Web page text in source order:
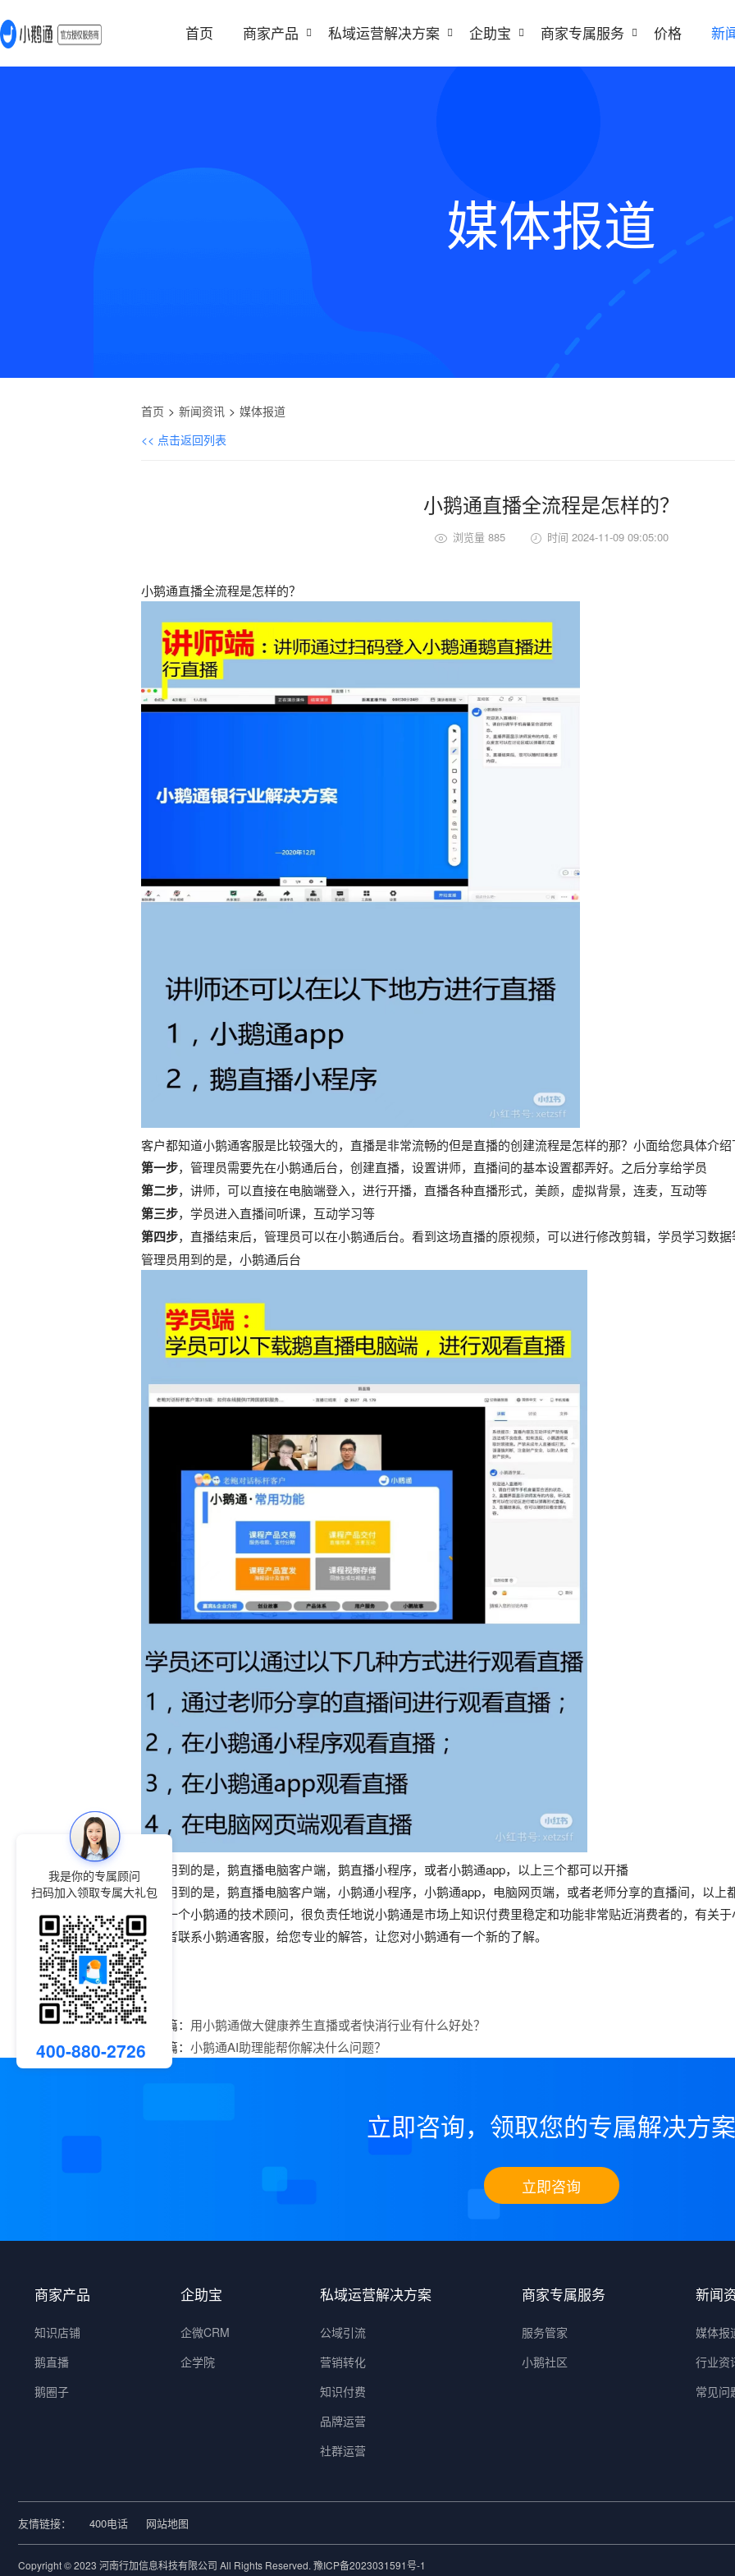
首页 商家产品 私域运营解决方案 企助宝 商家专属服务 价格 新
媒体报道
首页 新闻资讯
媒体报道
<< 点击返回列表
小鹅通直播全流程是怎样的？
浏览量 885 时间 2024-11-09 09:05:00
小鹅通直播全流程是怎样的？
客户都知道小鹅通客服是比较强大的，直播是非常流畅的但是直播的创建流程是怎样的那？小面给您具体介绍
第一步，管理员需要先在小鹅通后台，创建直播，设置讲师，直播间的基本设置都弄好。之后分享给学员
第二步，讲师，可以直接在电脑端登入，进行开播，直播各种直播形式，美颜，虚拟背景，连麦，互动等
第三步，学员进入直播间听课，互动学习等
第四步，直播结束后，管理员可以在小鹅通后台。看到这场直播的原视频，可以进行修改剪辑，学员学习数据
管理员用到的是，小鹅通后台
讲师用到的是，鹅直播电脑客户端，鹅直播小程序，或者小鹅通app，以上三个都可以开播
学员用到的是，鹅直播电脑客户端，小鹅通小程序，小鹅通app，电脑网页端，或者老师分享的直播间，以上
作为一个小鹅通的技术顾问，很负责任地说小鹅通是市场上知识付费里稳定和功能非常贴近消费者的，有关
话或者联系小鹅通客服，给您专业的解答，让您对小鹅通有一个新的了解。
上一篇： 用小鹅通做大健康养生直播或者快消行业有什么好处？
下一篇： 小鹅通AI助理能帮你解决什么问题？
立即咨询，领取您的专属解决方案
立即咨询
商家产品
知识店铺
鹅直播
鹅圈子
企助宝
企微CRM
企学院
私域运营解决方案
公域引流
营销转化
知识付费
品牌运营
社群运营
商家专属服务
服务管家
小鹅社区
新闻
媒体报
行业资
常见问
友情链接： 400电话 网站地图
Copyright © 2023 河南行加信息科技有限公司 All Rights Reserved. 豫ICP备2023031591号-1
我是你的专属顾问
扫码加入领取专属大礼包
400-880-2726